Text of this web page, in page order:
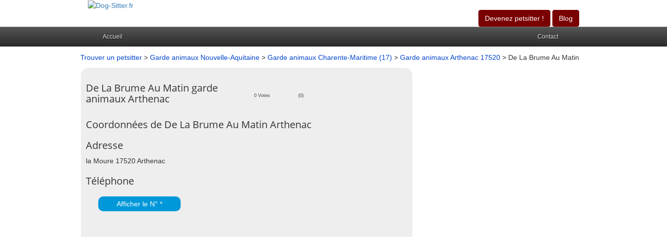
Devenez petsitter ! Blog
Accueil Contact
Trouver un petsitter > Garde animaux Nouvelle-Aquitaine > Garde animaux Charente-Maritime (17) > Garde animaux Arthenac 17520 > De La Brume Au Matin
De La Brume Au Matin garde
animaux Arthenac
0 Votes (0)
Coordonnées de De La Brume Au Matin Arthenac
Adresse
la Moure 17520 Arthenac
Téléphone
Afficher le N° *